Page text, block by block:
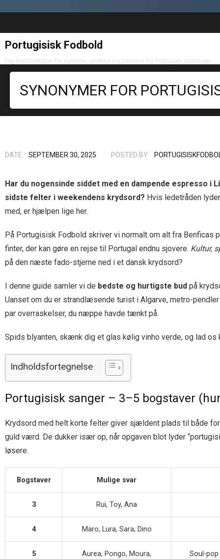
Portugisisk Fodbold
Din hjemmebane for nyheder, analyse og passion fra Portugals grønsvær
SYNONYMER FOR
DATE: SEPTEMBER 30, 2025 POSTED BY:
Har du nogensinde siddet med en dampende espresso
sidste felter i weekendens krydsord? Hvis ledetråden
med, er hjælpen lige her.
På Portugisisk Fodbold skriver vi normalt om alt fra
finter, der kan gøre en rejse til Portugal endnu sjovere. Kultur,
på den næste fado-stjerne ned i et dansk krydsord?
I denne guide samler vi de bedste og hurtigste bud på
Uanset om du er strandlæsende turist i Algarve, metro-
par overraskelser, du næppe havde tænkt på.
Spids blyanten, skænk dig et glas kølig vinho verde, og lad
Indholdsfortegnelse
Portugisisk sanger – 3–5 bogstaver
Krydsord med helt korte felter giver sjældent plads til både
guld værd. De dukker især op, når opgaven blot lyder
lø­sere.
Bogstaver Mulige svar
3 Rui, Toy, Ana
4 Maro, Lura, Sara, Dino
5
Aurea, Pongo, Moura,
Soul-